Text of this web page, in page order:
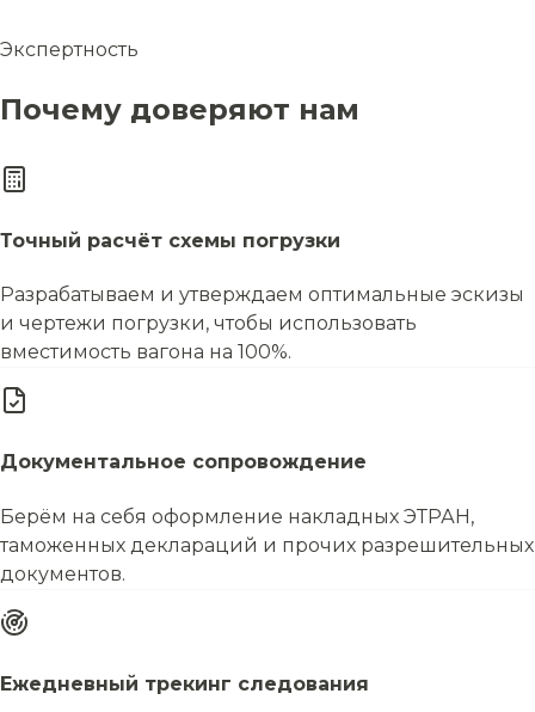
Экспертность
Почему доверяют нам
Точный расчёт схемы погрузки
Разрабатываем и утверждаем оптимальные эскизы
и чертежи погрузки, чтобы использовать
вместимость вагона на 100%.
Документальное сопровождение
Берём на себя оформление накладных ЭТРАН,
таможенных деклараций и прочих разрешительных
документов.
Ежедневный трекинг следования